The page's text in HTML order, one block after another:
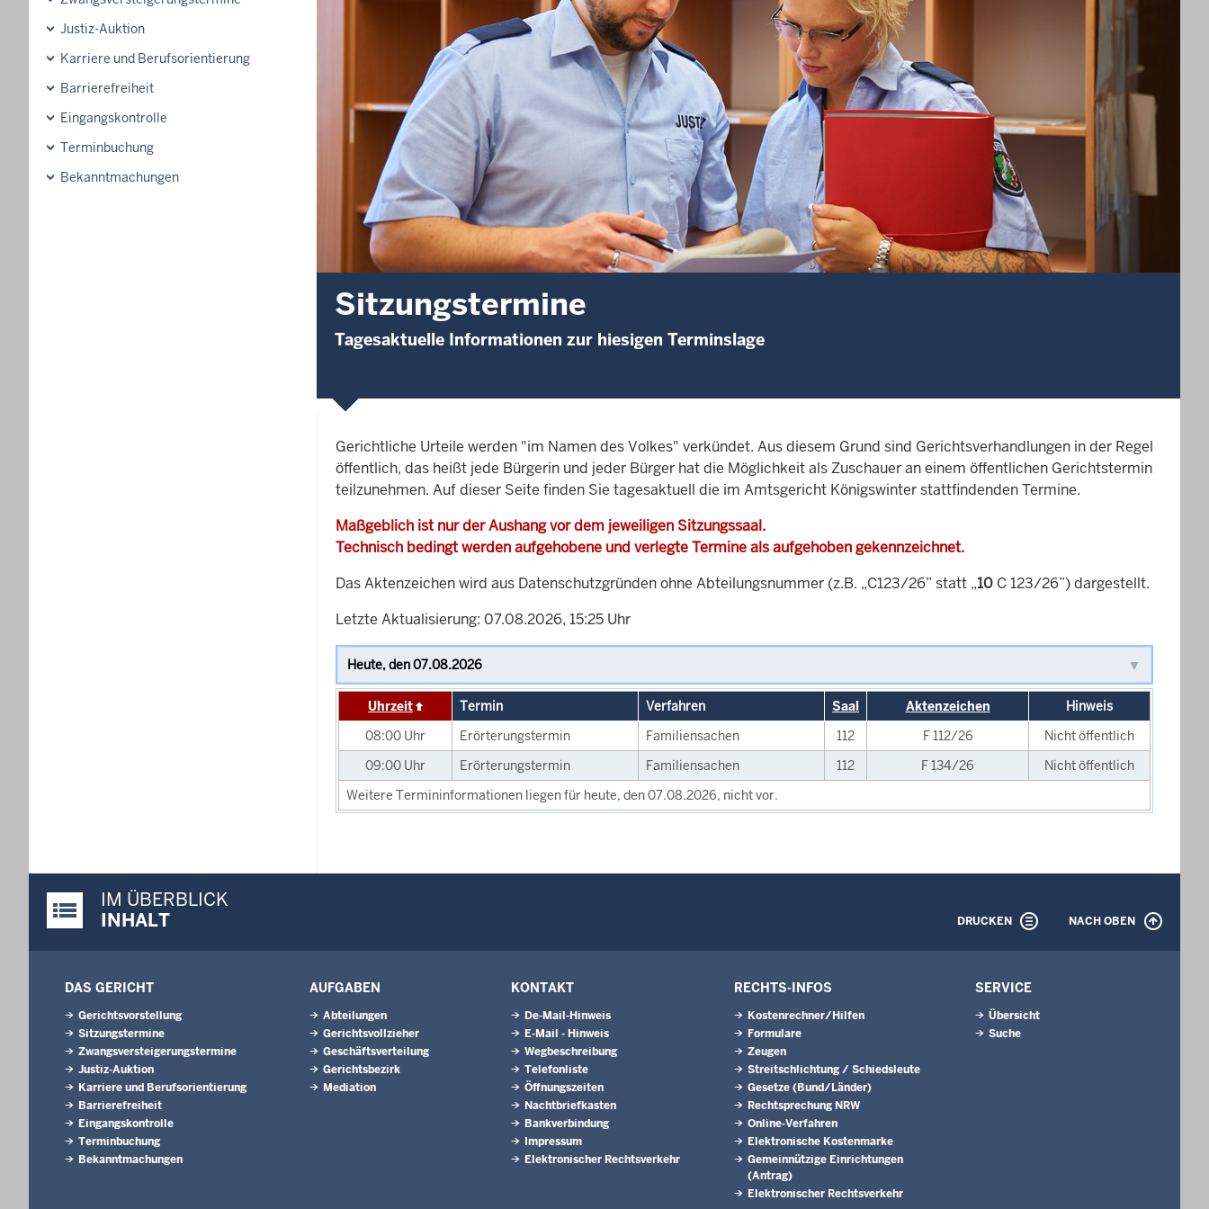
Justiz-Auktion
Karriere und Berufsorientierung
Barrierefreiheit
Eingangskontrolle
Terminbuchung
Bekanntmachungen
Sitzungstermine
Tagesaktuelle Informationen zur hiesigen Terminslage
Gerichtliche Urteile werden "im Namen des Volkes" verkündet. Aus diesem Grund sind Gerichtsverhandlungen in der Regel
öffentlich, das heißt jede Bürgerin und jeder Bürger hat die Möglichkeit als Zuschauer an einem öffentlichen Gerichtstermin
teilzunehmen. Auf dieser Seite finden Sie tagesaktuell die im Amtsgericht Königswinter stattfindenden Termine.
Maßgeblich ist nur der Aushang vor dem jeweiligen Sitzungssaal.
Technisch bedingt werden aufgehobene und verlegte Termine als aufgehoben gekennzeichnet.
Das Aktenzeichen wird aus Datenschutzgründen ohne Abteilungsnummer (z.B. „C123/26” statt „10 C 123/26”) dargestellt.
Letzte Aktualisierung: 07.08.2026, 15:25 Uhr
Uhrzeit Termin Verfahren Saal Aktenzeichen
Hinweis
08:00 Uhr Erörterungstermin Familiensachen 112 F 112/26
Nicht öffentlich
09:00 Uhr Erörterungstermin Familiensachen 112 F 134/26
Nicht öffentlich
Weitere Termininformationen liegen für heute, den 07.08.2026, nicht vor.
Justiz-Portal im Überblick:
IM ÜBERBLICK
INHALT
DRUCKEN NACH OBEN
DAS GERICHT
Gerichtsvorstellung
Sitzungstermine
Zwangsversteigerungstermine
Justiz-Auktion
Karriere und Berufsorientierung
Barrierefreiheit
Eingangskontrolle
Terminbuchung
Bekanntmachungen
AUFGABEN
Abteilungen
Gerichtsvollzieher
Geschäftsverteilung
Gerichtsbezirk
Mediation
KONTAKT
De-Mail-Hinweis
E-Mail - Hinweis
Wegbeschreibung
Telefonliste
Öffnungszeiten
Nachtbriefkasten
Bankverbindung
Impressum
Elektronischer Rechtsverkehr
RECHTS-INFOS
Kostenrechner/Hilfen
Formulare
Zeugen
Streitschlichtung / Schiedsleute
Gesetze (Bund/Länder)
Rechtsprechung NRW
Online-Verfahren
Elektronische Kostenmarke
Gemeinnützige Einrichtungen
(Antrag)
Elektronischer Rechtsverkehr
SERVICE
Übersicht
Suche